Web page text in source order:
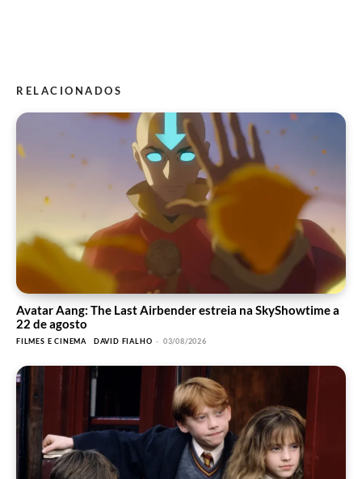
RELACIONADOS
Avatar Aang: The Last Airbender estreia na SkyShowtime a
22 de agosto
FILMES E CINEMA DAVID FIALHO - 03/08/2026